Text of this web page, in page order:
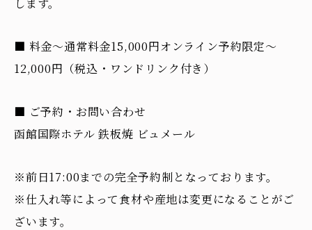
■ 料金～通常料金15,000円オンライン予約限定～
12,000円（税込・ワンドリンク付き）
■ ご予約・お問い合わせ
函館国際ホテル 鉄板焼 ビュメール
※前日17:00までの完全予約制となっております。
※仕入れ等によって食材や産地は変更になることがご
ざいます。